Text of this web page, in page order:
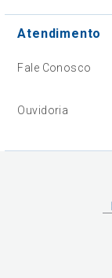
Atendimento
Fale Conosco
Ouvidoria